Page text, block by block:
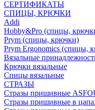
СЕРТИФИКАТЫ
СПИЦЫ, КРЮЧКИ
Addi
Hobby&Pro (спицы,
Prym (спицы, крючки)
Prym Ergonomics (спицы,
Вязальные
Крючки вязальные
Спицы вязальные
СТРАЗЫ
Стразы пришивные
Стразы пришивные в